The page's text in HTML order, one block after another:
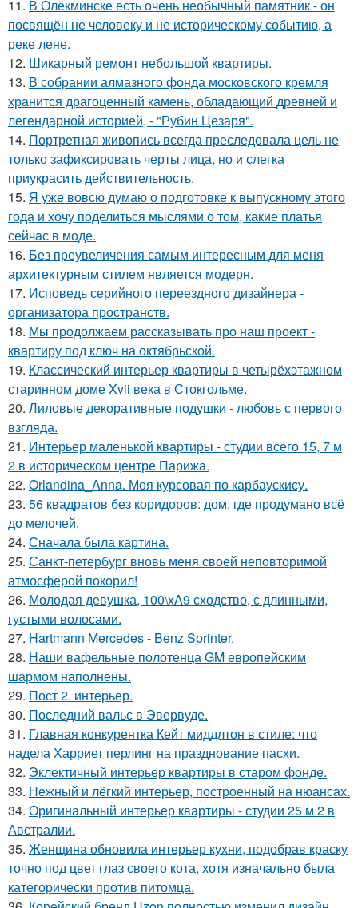
11. В Олёкминске есть очень необычный памятник - он
посвящён не человеку и не историческому событию, а
реке лене.
12. Шикарный ремонт небольшой квартиры.
13. В собрании алмазного фонда московского кремля
хранится драгоценный камень, обладающий древней и
легендарной историей, - "Рубин Цезаря".
14. Портретная живопись всегда преследовала цель не
только зафиксировать черты лица, но и слегка
приукрасить действительность.
15. Я уже вовсю думаю о подготовке к выпускному этого
года и хочу поделиться мыслями о том, какие платья
сейчас в моде.
16. Без преувеличения самым интересным для меня
архитектурным стилем является модерн.
17. Исповедь серийного переездного дизайнера -
организатора пространств.
18. Мы продолжаем рассказывать про наш проект -
квартиру под ключ на октябрьской.
19. Классический интерьер квартиры в четырёхэтажном
старинном доме Xvii века в Стокгольме.
20. Лиловые декоративные подушки - любовь с первого
взгляда.
21. Интерьер маленькой квартиры - студии всего 15, 7 м
2 в историческом центре Парижа.
22. Orlandina_Anna. Моя курсовая по карбаускису.
23. 56 квадратов без коридоров: дом, где продумано всё
до мелочей.
24. Сначала была картина.
25. Санкт-петербург вновь меня своей неповторимой
атмосферой покорил!
26. Молодая девушка, 100\xA9 сходство, с длинными,
густыми волосами.
27. Hartmann Mercedes - Benz Sprinter.
28. Наши вафельные полотенца GM европейским
шармом наполнены.
29. Пост 2. интерьер.
30. Последний вальс в Эвервуде.
31. Главная конкурентка Кейт миддлтон в стиле: что
надела Харриет перлинг на празднование пасхи.
32. Эклектичный интерьер квартиры в старом фонде.
33. Нежный и лёгкий интерьер, построенный на нюансах.
34. Оригинальный интерьер квартиры - студии 25 м 2 в
Австралии.
35. Женщина обновила интерьер кухни, подобрав краску
точно под цвет глаз своего кота, хотя изначально была
категорически против питомца.